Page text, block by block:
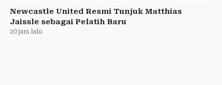
Newcastle United Resmi Tunjuk Matthias
Jaissle sebagai Pelatih Baru
20 jam lalu